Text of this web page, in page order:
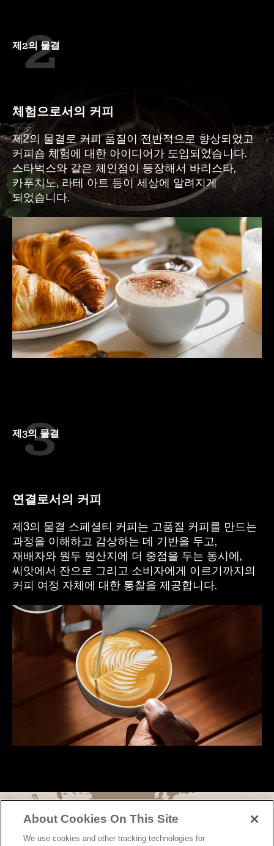
제2의 물결
체험으로서의 커피
제2의 물결로 커피 품질이 전반적으로 향상되었고
커피숍 체험에 대한 아이디어가 도입되었습니다.
스타벅스와 같은 체인점이 등장해서 바리스타,
카푸치노, 라테 아트 등이 세상에 알려지게
되었습니다.
제3의 물결
연결로서의 커피
제3의 물결 스페셜티 커피는 고품질 커피를 만드는
과정을 이해하고 감상하는 데 기반을 두고,
재배자와 원두 원산지에 더 중점을 두는 동시에,
씨앗에서 잔으로 그리고 소비자에게 이르기까지의
커피 여정 자체에 대한 통찰을 제공합니다.
About Cookies On This Site
We use cookies and other tracking technologies for